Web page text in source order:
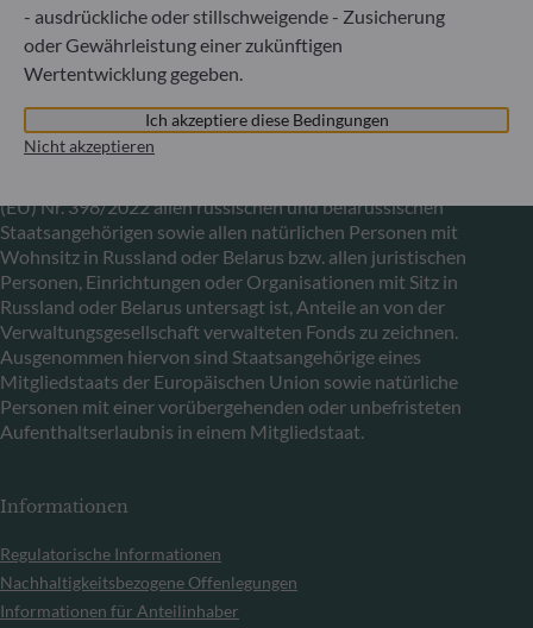
Mitteilung zu EU-Sanktionen gegen Russland
In Übereinstimmung mit den von der Europäischen Union
im Zusammenhang mit der Ukraine-Krise verhängten
Sanktionen informieren wir Sie darüber, dass es gemäß den
(EU) Nr. 398/2022 allen russischen und belarussischen
Staatsangehörigen sowie allen natürlichen Personen mit
Wohnsitz in Russland oder Belarus bzw. allen juristischen
Personen, Einrichtungen oder Organisationen mit Sitz in
Russland oder Belarus untersagt ist, Anteile an von der
Verwaltungsgesellschaft verwalteten Fonds zu zeichnen.
Ausgenommen hiervon sind Staatsangehörige eines
Mitgliedstaats der Europäischen Union sowie natürliche
Personen mit einer vorübergehenden oder unbefristeten
Aufenthaltserlaubnis in einem Mitgliedstaat.
Informationen
Regulatorische Informationen
Nachhaltigkeitsbezogene Offenlegungen
Informationen für Anteilinhaber
- ausdrückliche oder stillschweigende - Zusicherung
oder Gewährleistung einer zukünftigen
Wertentwicklung gegeben.
Ich akzeptiere diese Bedingungen
Nicht akzeptieren